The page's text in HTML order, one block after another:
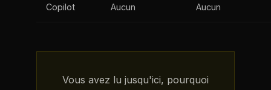
Copilot Aucun Aucun
Vous avez lu jusqu'ici, pourquoi